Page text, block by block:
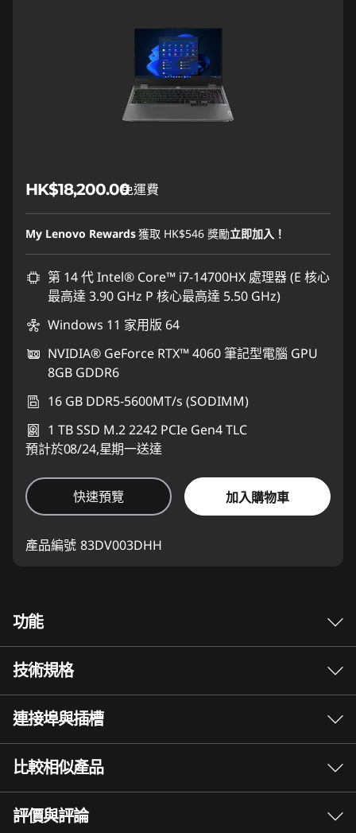
HK$18,200.00免運費
My Lenovo Rewards獲取 HK$546 獎勵立即加入！
第 14 代 Intel® Core™ i7-14700HX 處理器 (E 核心
最高達 3.90 GHz P 核心最高達 5.50 GHz)
Windows 11 家用版 64
NVIDIA® GeForce RTX™ 4060 筆記型電腦 GPU
8GB GDDR6
16 GB DDR5-5600MT/s (SODIMM)
1 TB SSD M.2 2242 PCIe Gen4 TLC
預計於08/24,星期一送達
快速預覽 加入購物車
產品編號 83DV003DHH
功能
隨興遊戲，絕不妥協—Intel
固有效能界限！
®
技術領先同業，伴您跨越電競與創作界限，成就一
切可能—從遊戲闖關、到現實生活爭取進步，Intel
助您發揮個人最佳表現！
技術規格
效能
處理器
作業系統
連接埠與插槽
比較相似產品
3 Similiar products selected
評價與評論